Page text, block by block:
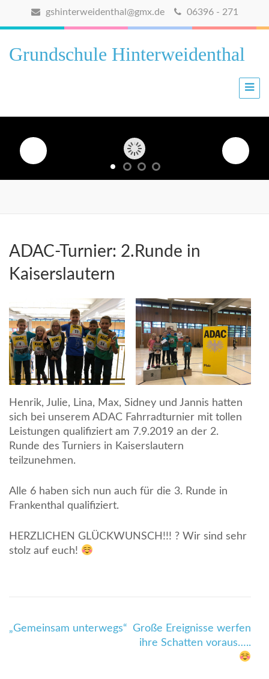
gshinterweidenthal@gmx.de 06396 - 271
Grundschule Hinterweidenthal
ADAC-Turnier: 2.Runde in
Kaiserslautern
Henrik, Julie, Lina, Max, Sidney und Jannis hatten
sich bei unserem ADAC Fahrradturnier mit tollen
Leistungen qualifiziert am 7.9.2019 an der 2.
Runde des Turniers in Kaiserslautern
teilzunehmen.
Alle 6 haben sich nun auch für die 3. Runde in
Frankenthal qualifiziert.
HERZLICHEN GLÜCKWUNSCH!!! ? Wir sind sehr
stolz auf euch!
Beitragsnavigation
„Gemeinsam unterwegs“ Große Ereignisse werfen
ihre Schatten voraus…..